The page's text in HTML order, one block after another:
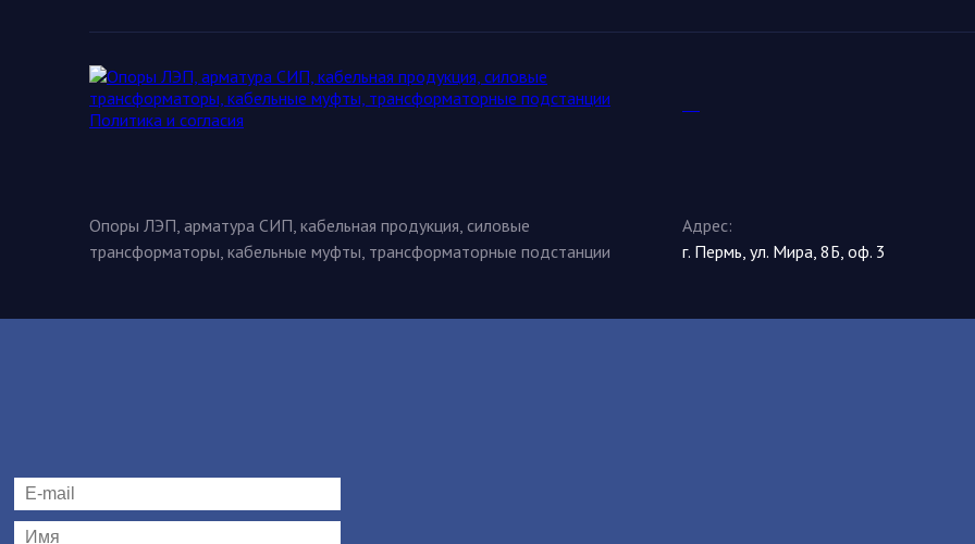
Опоры ЛЭП, арматура СИП, кабельная продукция, силовые
трансформаторы, кабельные муфты, трансформаторные подстанции
Адрес:
г. Пермь, ул. Мира, 8Б, оф. 3